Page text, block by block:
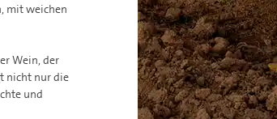
mit weichen
Wein, der
nicht nur die
und